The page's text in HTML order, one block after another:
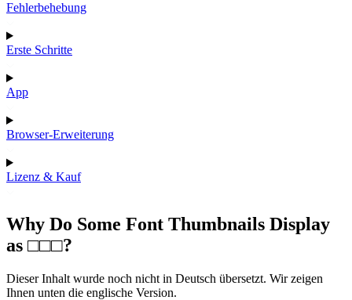
Fehlerbehebung
Erste Schritte
App
Browser-Erweiterung
Lizenz & Kauf
Why Do Some Font Thumbnails Display
as □□□?
Dieser Inhalt wurde noch nicht in Deutsch übersetzt. Wir zeigen
Ihnen unten die englische Version.